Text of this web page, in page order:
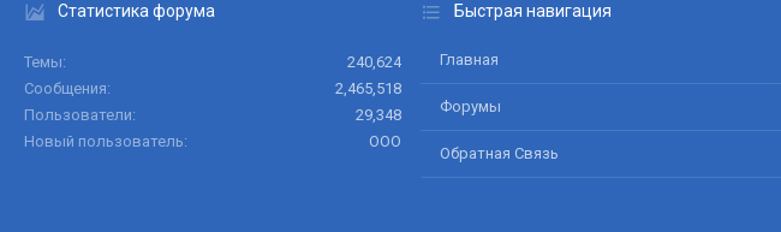
Статистика форума
Темы
240,624
Сообщения
2,465,518
Пользователи
29,348
Новый пользователь
ООО
Быстрая навигация
Главная
Форумы
Обратная Связь